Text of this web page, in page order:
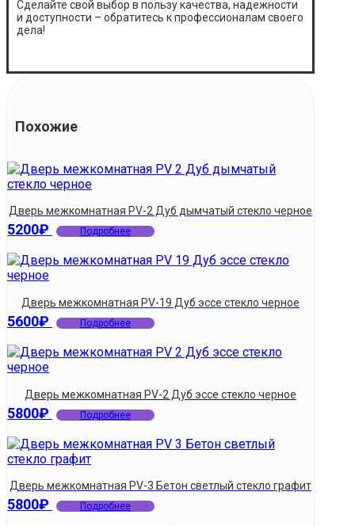
Сделайте свой выбор в пользу качества, надежности
и доступности – обратитесь к профессионалам своего
дела!
Похожие
Дверь межкомнатная PV-2 Дуб дымчатый стекло черное
5200₽ Подробнее
Дверь межкомнатная PV-19 Дуб эссе стекло черное
5600₽ Подробнее
Дверь межкомнатная PV-2 Дуб эссе стекло черное
5800₽ Подробнее
Дверь межкомнатная PV-3 Бетон светлый стекло графит
5800₽ Подробнее